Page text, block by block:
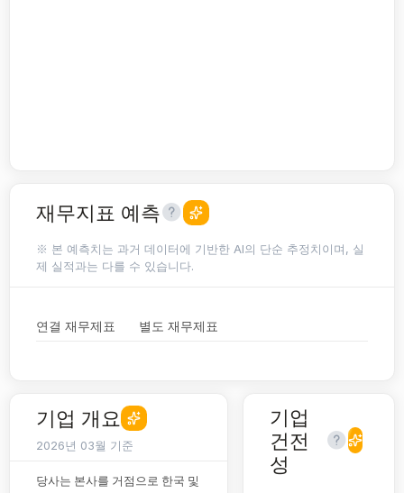
재무지표 예측
※ 본 예측치는 과거 데이터에 기반한 AI의 단순 추정치이며, 실
제 실적과는 다를 수 있습니다.
연결 재무제표 별도 재무제표
기업 개요
2026년 03월 기준
당사는 본사를 거점으로 한국 및
기업
건전
성